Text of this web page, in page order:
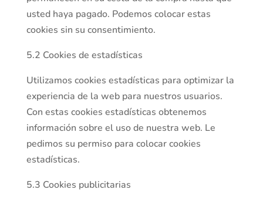
usted haya pagado. Podemos colocar estas
cookies sin su consentimiento.
5.2 Cookies de estadísticas
Utilizamos cookies estadísticas para optimizar la
experiencia de la web para nuestros usuarios.
Con estas cookies estadísticas obtenemos
información sobre el uso de nuestra web. Le
pedimos su permiso para colocar cookies
estadísticas.
5.3 Cookies publicitarias